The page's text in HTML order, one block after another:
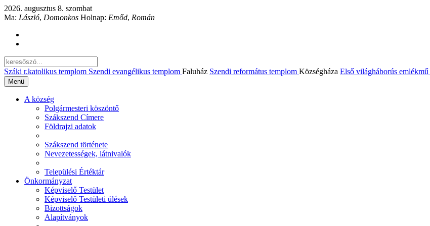
2026. augusztus 8. szombat
Ma: László, Domonkos Holnap: Emőd, Román
Száki r.katolikus templom Szendi evangélikus templom Faluház Szendi református templom Községháza Első világháborús emlékmű
Menü
A község
Polgármesteri köszöntő
Szákszend Címere
Földrajzi adatok
Szákszend története
Nevezetességek, látnivalók
Települési Értéktár
Önkormányzat
Képviselő Testület
Képviselő Testületi ülések
Bizottságok
Alapítványok